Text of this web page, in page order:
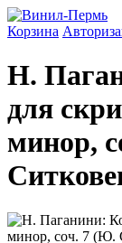
Корзина
Н.
для
минор,